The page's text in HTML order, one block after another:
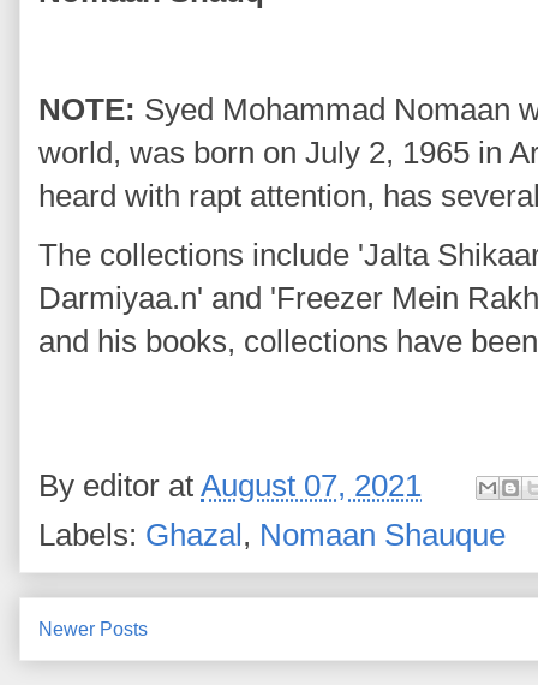
NOTE: Syed Mohammad Nomaan
world, was born on July 2, 1965 in
heard with rapt attention, has
The collections include 'Jalta
Darmiyaa.n' and 'Freezer Mein
and his books, collections have
By editor at August 07, 2021
Labels: Ghazal, Nomaan Shauque
Newer Posts